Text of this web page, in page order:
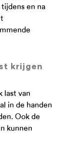
en na
krijgen
last van
in de handen
Ook de
kunnen